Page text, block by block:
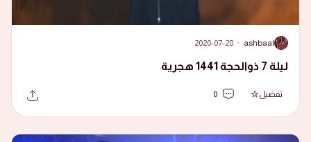
A
ashbaal
·
2020-07-28
ليلة 7 ذوالحجة 1441 هجرية
تفضيل 0